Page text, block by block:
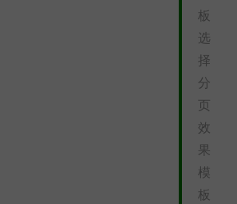
板
选
择
分
页
效
果
模
板